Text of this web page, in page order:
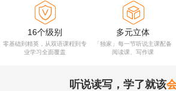

16个级别
零基础到精英，从双语课程到专
业学习全面覆盖

多元立体
「独家」每一节听说主课配备
阅读课、写作课
听说读写，学了就该